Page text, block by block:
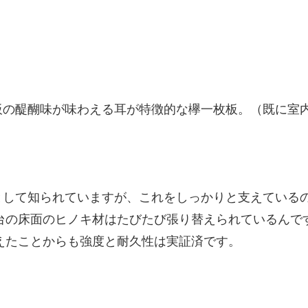
醍醐味が味わえる耳が特徴的な欅一枚板。（既に室
て知られていますが、これをしっかりと支えている
床面のヒノキ材はたびたび張り替えられているんで
ことからも強度と耐久性は実証済です。